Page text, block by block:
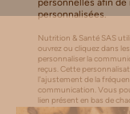
personnalisées.
Nutrition & Santé SAS
ouvrez ou cliquez dans
personnaliser la
reçus. Cette
l'ajustement de la
communication. Vous
lien présent en bas de